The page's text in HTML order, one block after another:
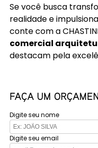
Se você busca
realidade e
conte com a
comercial
destacam pela
FAÇA UM
Digite seu nome
Digite seu email